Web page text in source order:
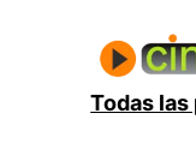
contenidoTodas